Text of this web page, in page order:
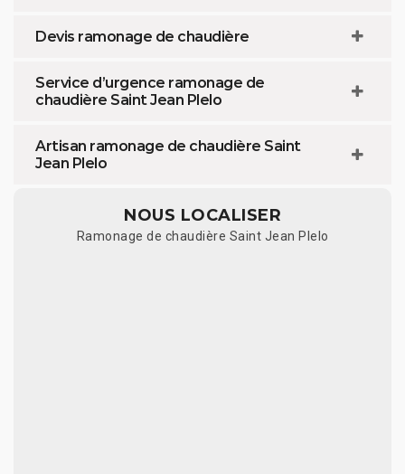
Devis ramonage de chaudière
Service d’urgence ramonage de
chaudière Saint Jean Plelo
Artisan ramonage de chaudière Saint
Jean Plelo
NOUS LOCALISER
Ramonage de chaudière Saint Jean Plelo